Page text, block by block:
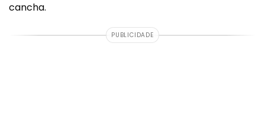
cancha.
PUBLICIDADE